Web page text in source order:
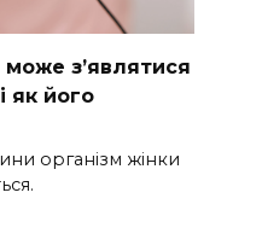
може з’являтися
як його
організм жінки